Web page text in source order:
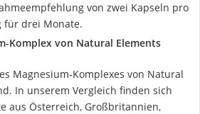
von zwei Kapseln pro
für drei Monate.
Komplex von Natural Elements
Magnesium-Komplexes von Natural
In unserem Vergleich finden sich
aus Österreich, Großbritannien,